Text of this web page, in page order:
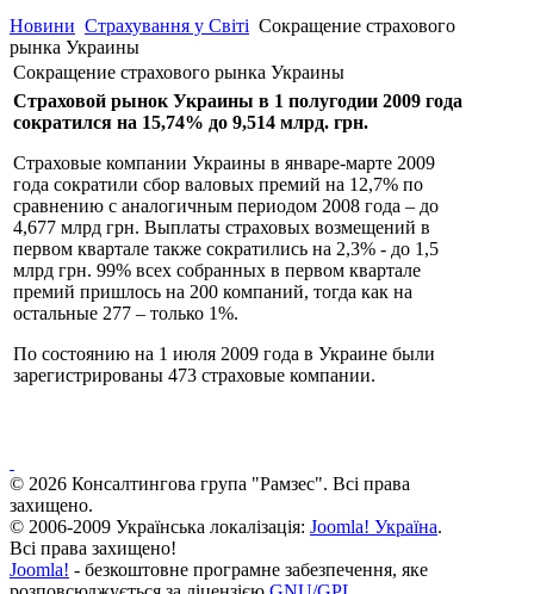
Новини Страхування у Світі Сокращение страхового
рынка Украины
Сокращение страхового рынка Украины
Страховой рынок Украины в 1 полугодии 2009 года
сократился на 15,74% до 9,514 млрд. грн.
Страховые компании Украины в январе-марте 2009
года сократили сбор валовых премий на 12,7% по
сравнению с аналогичным периодом 2008 года – до
4,677 млрд грн. Выплаты страховых возмещений в
первом квартале также сократились на 2,3% - до 1,5
млрд грн. 99% всех собранных в первом квартале
премий пришлось на 200 компаний, тогда как на
остальные 277 – только 1%.
По состоянию на 1 июля 2009 года в Украине были
зарегистрированы 473 страховые компании.
© 2026 Консалтингова група "Рамзес". Всі права
захищено.
© 2006-2009 Українська локалізація: Joomla! Україна.
Всі права захищено!
Joomla! - безкоштовне програмне забезпечення, яке